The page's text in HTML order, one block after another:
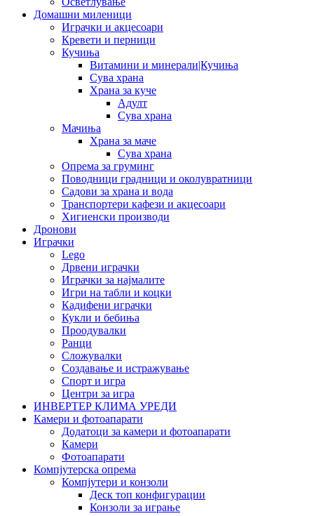
Домашни миленици
Играчки и акцесоари
Кревети и перници
Кучиња
Витамини и минерали|Кучиња
Сува храна
Храна за куче
Адулт
Сува храна
Мачиња
Храна за маче
Сува храна
Опрема за груминг
Поводници градници и околувратници
Садови за храна и вода
Транспортери кафези и акцесоари
Хигиенски производи
Дронови
Играчки
Lego
Дрвени играчки
Играчки за најмалите
Игри на табли и коцки
Кадифени играчки
Кукли и бебиња
Проодувалки
Ранци
Сложувалки
Создавање и истражување
Спорт и игра
Центри за игра
ИНВЕРТЕР КЛИМА УРЕДИ
Камери и фотоапарати
Додатоци за камери и фотоапарати
Камери
Фотоапарати
Компјутерска опрема
Компјутери и конзоли
Деск топ конфигурации
Конзоли за играње